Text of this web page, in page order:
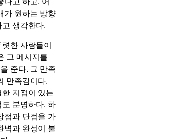
다고 하고, 어
가 원하는 방향
생각한다.
한 사람들이
그 메시지를
준다. 그 만족
만족감이다.
지점이 있는
분명하다. 하
점과 단점을 가
벽과 완성이 불